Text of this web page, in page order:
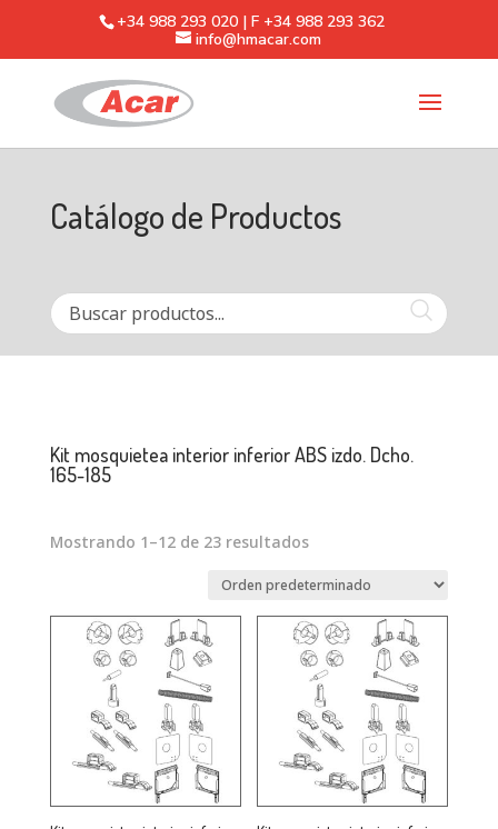
+34 988 293 020 | F +34 988 293 362
info@hmacar.com
Catálogo de Productos
Kit mosquietea interior inferior ABS izdo. Dcho.
165-185
Mostrando 1–12 de 23 resultados